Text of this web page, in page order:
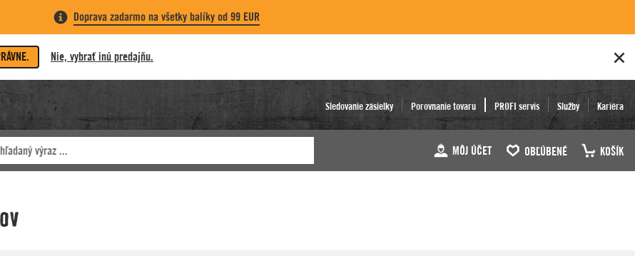
Doprava zadarmo na všetky balíky od 99 EUR
Nie, vybrať inú predajňu.
Sledovanie zásielky Porovnanie tovaru PROFI servis Služby Kariéra
MÔJ ÚČET OBĽÚBENÉ KOŠÍK